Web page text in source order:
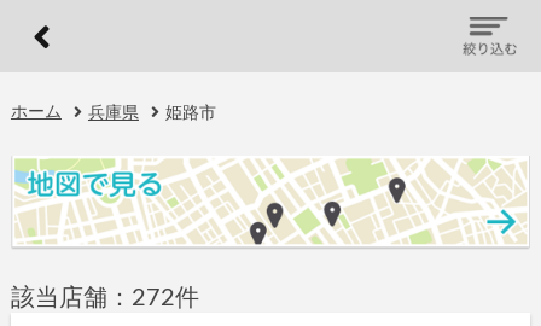
ホーム 兵庫県 姫路市
該当店舗：272件